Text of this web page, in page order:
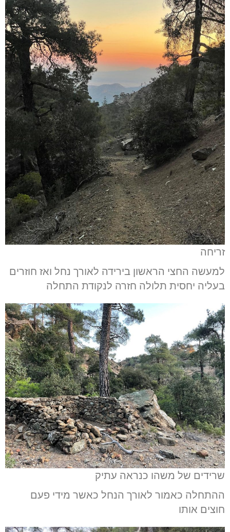
זריחה
למעשה החצי הראשון בירידה לאורך נחל ואז חוזרים
בעליה יחסית תלולה חזרה לנקודת התחלה
שרידים של משהו כנראה עתיק
ההתחלה כאמור לאורך הנחל כאשר מידי פעם
חוצים אותו